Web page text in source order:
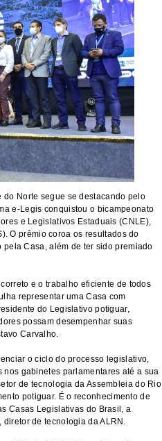
Norte segue se destacando pelo
e-Legis conquistou o bicampeonato
e Legislativos Estaduais (CNLE),
O prêmio coroa os resultados do
Casa, além de ter sido premiado
e o trabalho eficiente de todos
representar uma Casa com
do Legislativo potiguar,
possam desempenhar suas
Carvalho.
o ciclo do processo legislativo,
gabinetes parlamentares até a sua
de tecnologia da Assembleia do Rio
potiguar. É o reconhecimento de
Casas Legislativas do Brasil, a
diretor de tecnologia da ALRN.